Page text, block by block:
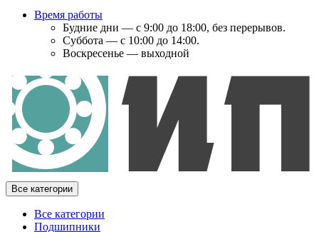
Время работы
Будние дни — с 9:00 до 18:00, без перерывов.
Суббота — с 10:00 до 14:00.
Воскресенье — выходной
Все категории
Все категории
Подшипники